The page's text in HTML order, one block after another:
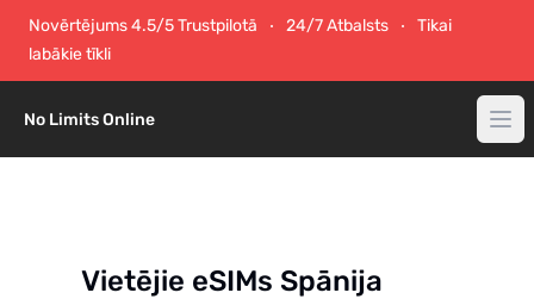
Novērtējums 4.5/5 Trustpilotā 24/7 Atbalsts
Tikai
labākie tīkli
No Limits Online
Vietējie eSIMs Spānija